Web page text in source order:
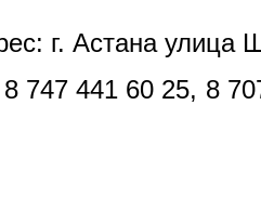
г. Астана
747 441 60 25, 8